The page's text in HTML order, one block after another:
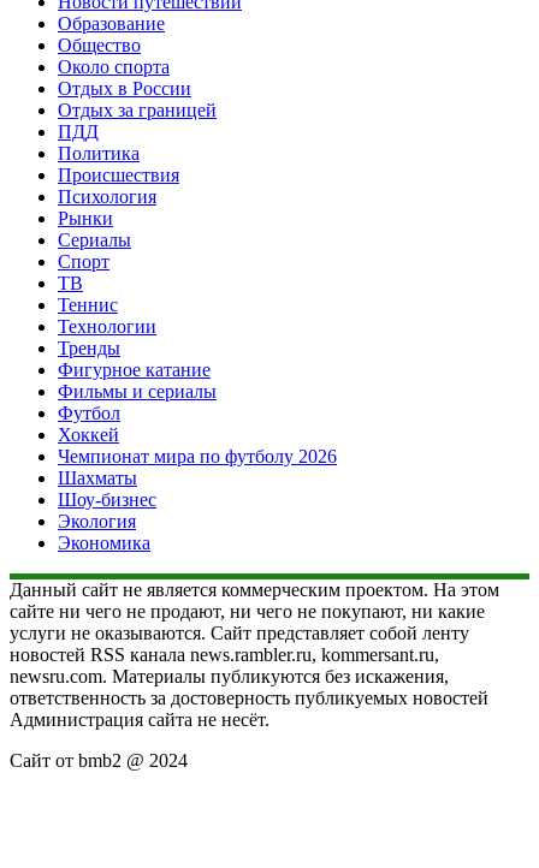
Образование
Общество
Около спорта
Отдых в России
Отдых за границей
ПДД
Политика
Происшествия
Психология
Рынки
Сериалы
Спорт
ТВ
Теннис
Технологии
Тренды
Фигурное катание
Фильмы и сериалы
Футбол
Хоккей
Чемпионат мира по футболу 2026
Шахматы
Шоу-бизнес
Экология
Экономика
Данный сайт не является коммерческим проектом. На этом
сайте ни чего не продают, ни чего не покупают, ни какие
услуги не оказываются. Сайт представляет собой ленту
новостей RSS канала news.rambler.ru, kommersant.ru,
newsru.com. Материалы публикуются без искажения,
ответственность за достоверность публикуемых новостей
Администрация сайта не несёт.
Сайт от bmb2 @ 2024